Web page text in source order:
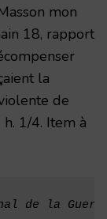
mon
18, rapport
la
de
1/4. Item à
de la